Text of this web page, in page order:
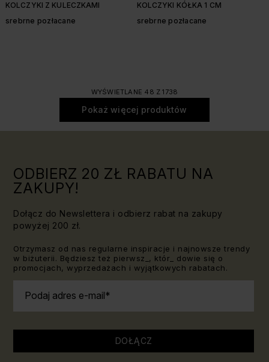
KOLCZYKI Z KULECZKAMI
srebrne pozłacane
KOLCZYKI KÓŁKA 1 CM
srebrne pozłacane
WYŚWIETLANE 48 Z 1738
Pokaż więcej produktów
ODBIERZ 20 ZŁ RABATU NA
ZAKUPY!
Dołącz do Newslettera i odbierz rabat na zakupy
powyżej 200 zł.
Otrzymasz od nas regularne inspiracje i najnowsze trendy
w biżuterii. Będziesz też pierwsz_, któr_ dowie się o
promocjach, wyprzedażach i wyjątkowych rabatach.
Podaj adres e-mail
DOŁĄCZ